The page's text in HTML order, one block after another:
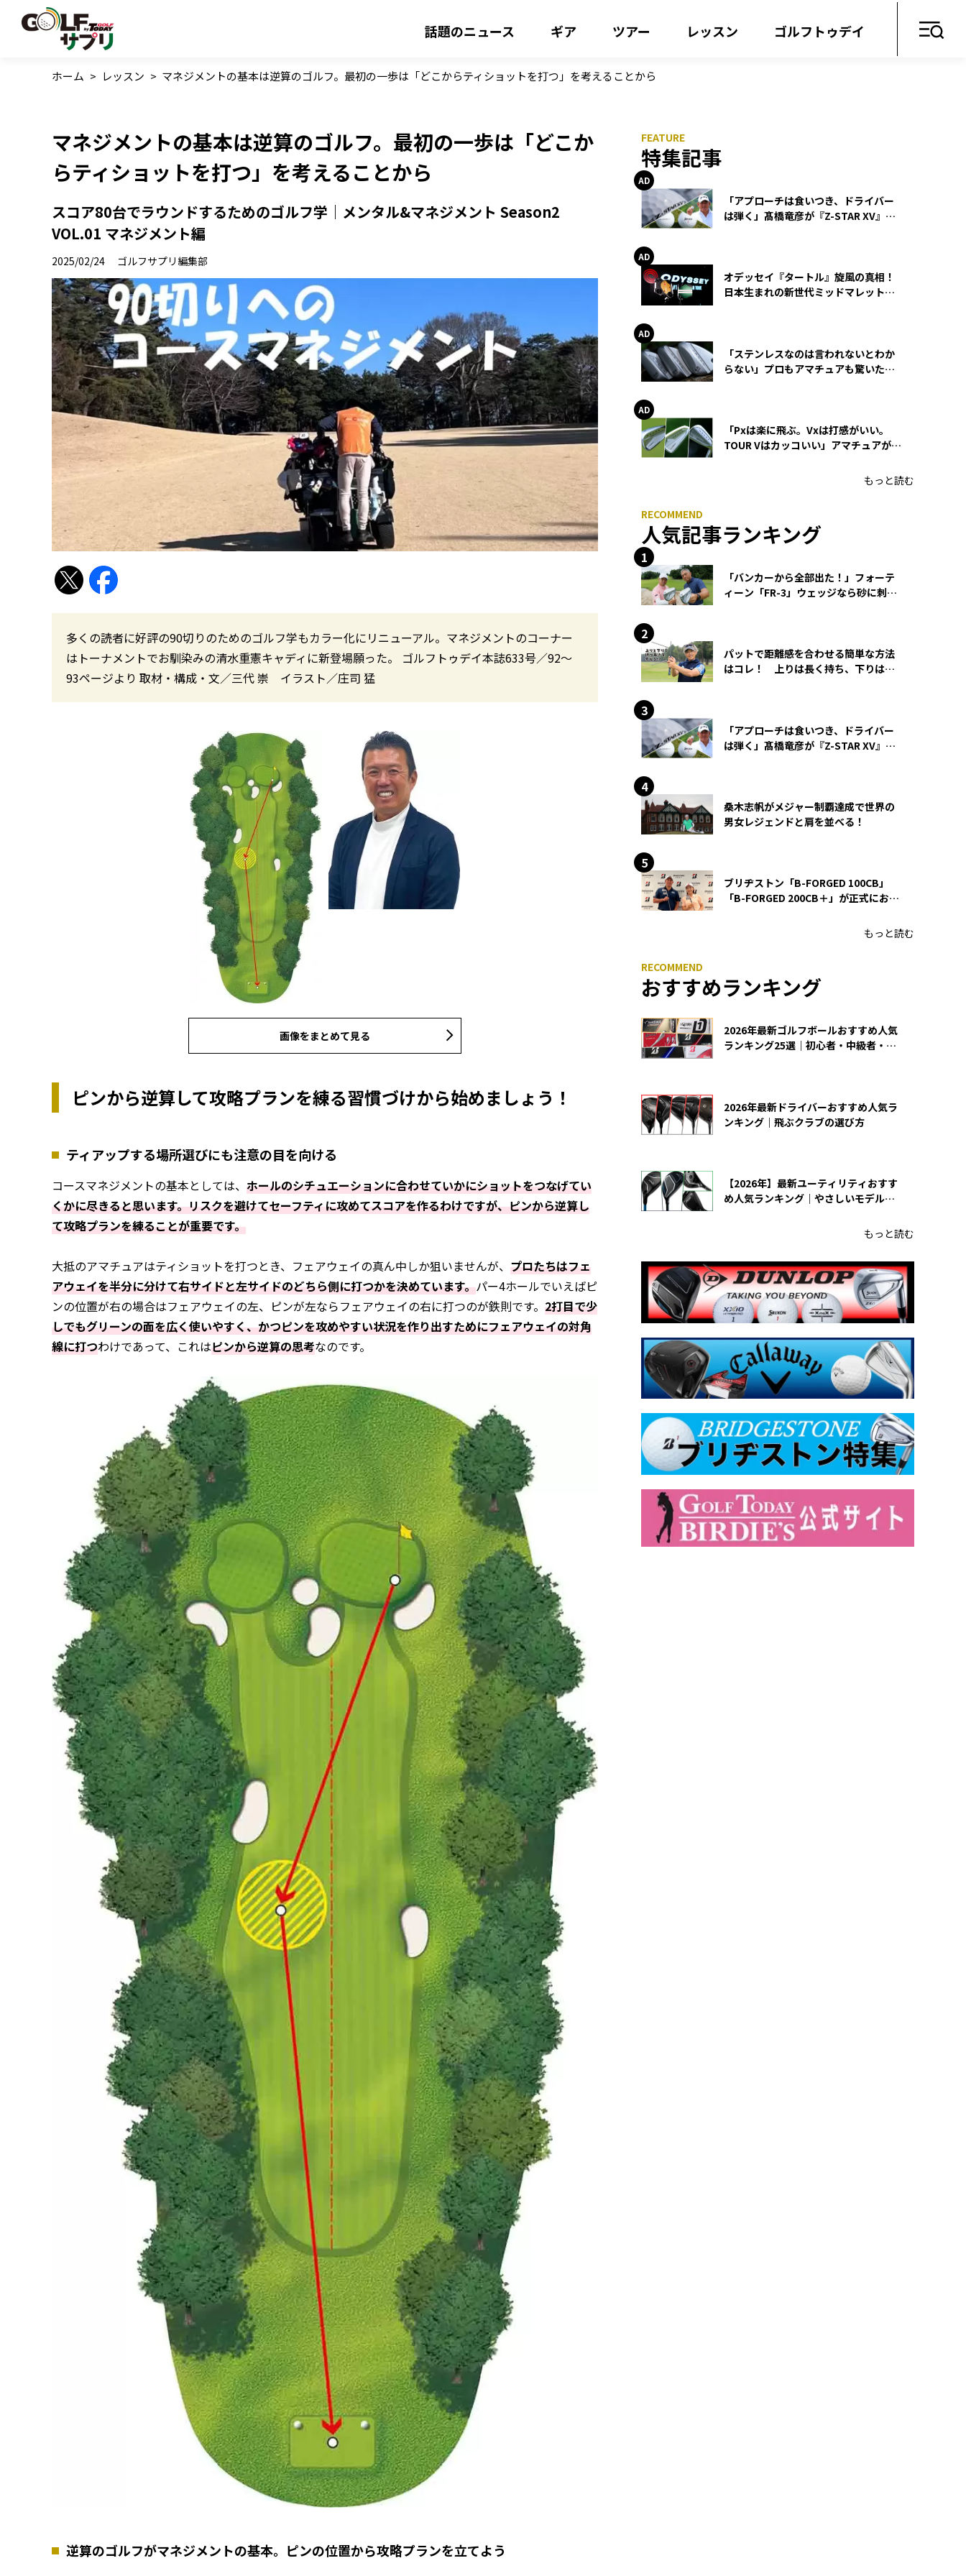
話題のニュース ギア ツアー レッスン ゴルフトゥデイ
ホーム > レッスン > マネジメントの基本は逆算のゴルフ。最初の一歩は「どこからティショットを打つ」を考えることから
マネジメントの基本は逆算のゴルフ。最初の一歩は「どこか
らティショットを打つ」を考えることから
スコア80台でラウンドするためのゴルフ学｜メンタル&マネジメント Season2
VOL.01 マネジメント編
2025/02/24 ゴルフサプリ編集部
多くの読者に好評の90切りのためのゴルフ学もカラー化にリニューアル。マネジメントのコーナー
はトーナメントでお馴染みの清水重憲キャディに新登場願った。 ゴルフトゥデイ本誌633号／92〜
93ページより 取材・構成・文／三代 崇 イラスト／庄司 猛
画像をまとめて見る
ピンから逆算して攻略プランを練る習慣づけから始めましょう！
ティアップする場所選びにも注意の目を向ける
コースマネジメントの基本としては、 ホールのシチュエーションに合わせていかにショットをつなげてい
くかに尽きると思います。リスクを避けてセーフティに攻めてスコアを作るわけですが、ピンから逆算し
て攻略プランを練ることが重要です。
大抵のアマチュアはティショットを打つとき、フェアウェイの真ん中しか狙いませんが、 プロたちはフェ
アウェイを半分に分けて右サイドと左サイドのどちら側に打つかを決めています。パー4ホールでいえばピ
ンの位置が右の場合はフェアウェイの左、ピンが左ならフェアウェイの右に打つのが鉄則です。 2打目で少
しでもグリーンの面を広く使いやすく、かつピンを攻めやすい状況を作り出すためにフェアウェイの対角
線に打つわけであって、これはピンから逆算の思考なのです。
逆算のゴルフがマネジメントの基本。ピンの位置から攻略プランを立てよう
特集記事
「アプローチは食いつき、ドライバー
は弾く」髙橋竜彦が『Z-STAR XV』を
オデッセイ『タートル』旋風の真相！
日本生まれの新世代ミッドマレットが
「ステンレスなのは言われないとわか
らない」プロもアマチュアも驚いた
「Pxは楽に飛ぶ。Vxは打感がいい。
TOUR Vはカッコいい」アマチュアが選
もっと読む
人気記事ランキング
「バンカーから全部出た！」フォーテ
ィーン「FR-3」ウェッジなら砂に刺さ
パットで距離感を合わせる簡単な方法
はコレ！ 上りは長く持ち、下りは短
「アプローチは食いつき、ドライバー
は弾く」髙橋竜彦が『Z-STAR XV』を
桑木志帆がメジャー制覇達成で世界の
男女レジェンドと肩を並べる！
ブリヂストン「B-FORGED 100CB」
「B-FORGED 200CB＋」が正式にお披
もっと読む
おすすめランキング
2026年最新ゴルフボールおすすめ人気
ランキング25選｜初心者・中級者・上
2026年最新ドライバーおすすめ人気ラ
ンキング｜飛ぶクラブの選び方
【2026年】最新ユーティリティおすす
め人気ランキング｜やさしいモデルの
もっと読む